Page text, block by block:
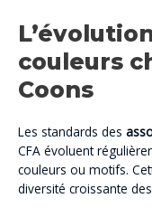
couleurs
Coons
Les standards des
CFA évoluent
couleurs ou motifs.
diversité croissante